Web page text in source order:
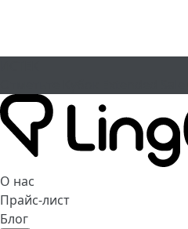
О нас
Прайс-лист
Блог